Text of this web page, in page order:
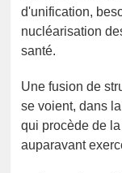
d'unification,
nucléarisation
santé.
Une fusion de
se voient, dans
qui procède de
auparavant